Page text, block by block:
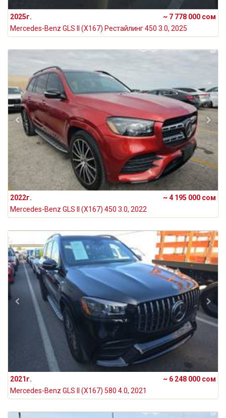
2025г.
~ 7 778 000 сом
Mercedes-Benz GLS II (X167) Рестайлинг 450 3.0, 2025
2022г.
~ 4 195 000 сом
Mercedes-Benz GLS II (X167) 450 3.0, 2022
2021г.
~ 6 248 000 сом
Mercedes-Benz GLS II (X167) 580 4.0, 2021